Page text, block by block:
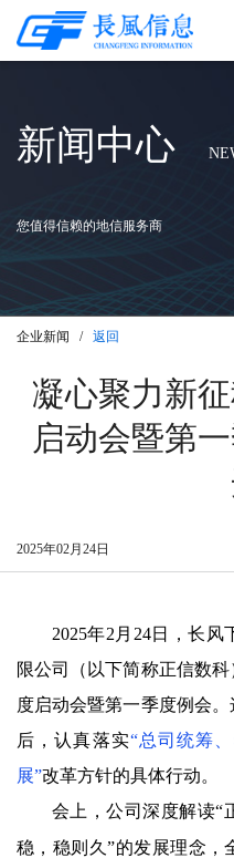
新闻中心
您值得信赖的地信服务商
企业新闻 / 返回
凝心聚力新
启动会暨第
2025年02月24日
2025年2月24日，长
限公司（以下简称正信数
度启动会暨第一季度例会
后，认真落实“总司统筹
展”改革方针的具体行动。
会上，公司深度解读“
稳，稳则久”的发展理念，